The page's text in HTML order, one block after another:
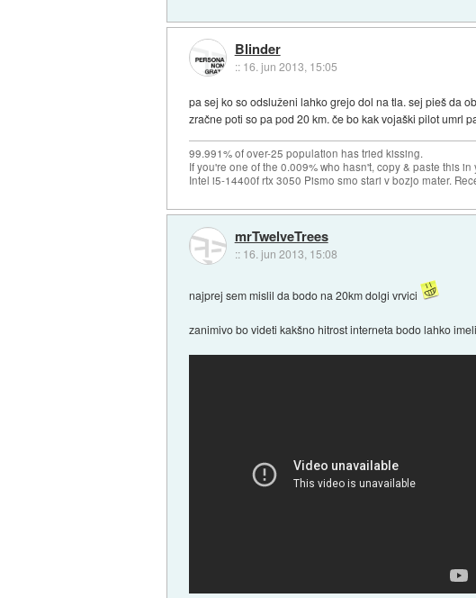
Blinder
:: 16. jun 2013, 15:05
pa sej ko so odsluženi lahko grejo dol na tla. sej pieš da
zračne poti so pa pod 20 km. če bo kak vojaški pilot umrl
99.991% of over-25 population has tried kissing.
If you're one of the 0.009% who hasn't, copy & paste this in
Intel i5-14400f rtx 3050 Pismo smo stari v bozjo mater.
mrTwelveTrees
:: 16. jun 2013, 15:08
najprej sem mislil da bodo na 20km dolgi vrvici
zanimivo bo videti kakšno hitrost interneta bodo lahko